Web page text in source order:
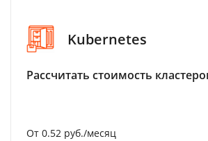
Kubernetes
Рассчитать стоимость
От 0.52 руб./месяц